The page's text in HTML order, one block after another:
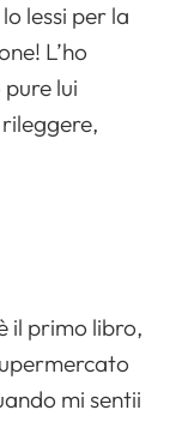
lessi per la
L’ho
lui
il primo libro,
mi sentii